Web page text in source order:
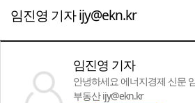
임진영 기자 ijy@ekn.kr
임진영 기자
안녕하세요 에너지경제 신문
부동산 ijy@ekn.kr